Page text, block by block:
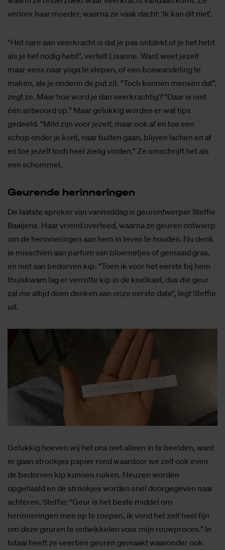
verloor haar moeder, waarna ze vaak dacht: ‘Ik kan dit niet’.
“Het nare aan veerkracht is dat je pas ontdekt of je het hebt
als je het nodig hebt”, vertelt Lisanne. Want weet jezelf
maar eens naar yoga te slepen, of een boswandeling te
maken, als je onderin de put zit. “Toch kunnen mensen dat”,
zegt ze. Maar hoe word je dan veerkrachtig? “Daar is niet
één antwoord op.” Maar gelukkig worden er wat tips
gedeeld. “Mild zijn voor jezelf, maar ook af en toe een
schop onder je kont, naar buiten gaan, blijven lachen en af
en toe jezelf toch heel zielig vinden.” Ze omschrijft het als
een schommel.
Geu­ren­de her­in­ne­rin­gen
De laatste spreker van vanmiddag is geurontwerper Steffie
Baaijens. Haar vriend overleed, waarna ze geuren ontwierp
om de herinneringen aan hem in leven te houden. Nu denk
je misschien aan parfum van bloemetjes of gemaaid gras,
en niet aan bedorven kip. “Toen ik voor het eerste bij hem
thuiskwam lag er verrotte kip in de koelkast, dus die geur
zal me altijd doen denken aan onze eerste date”, legt Steffie
uit.
Gelukkig hoeven wij het ons niet alleen in te beelden, want
er gaan strookjes papier rond waardoor we zelf ook even
de bedorven kip kunnen ruiken. Neuzen worden
opgehaald en de strookjes worden snel doorgegeven naar
achteren. Steffie: “Geur is het beste middel om
herinneringen mee op te roepen, ik vond het zelf heel fijn
om deze geuren te ontwikkelen voor mijn rouwproces.” In
totaal heeft ze veertien geuren gemaakt waaronder ook